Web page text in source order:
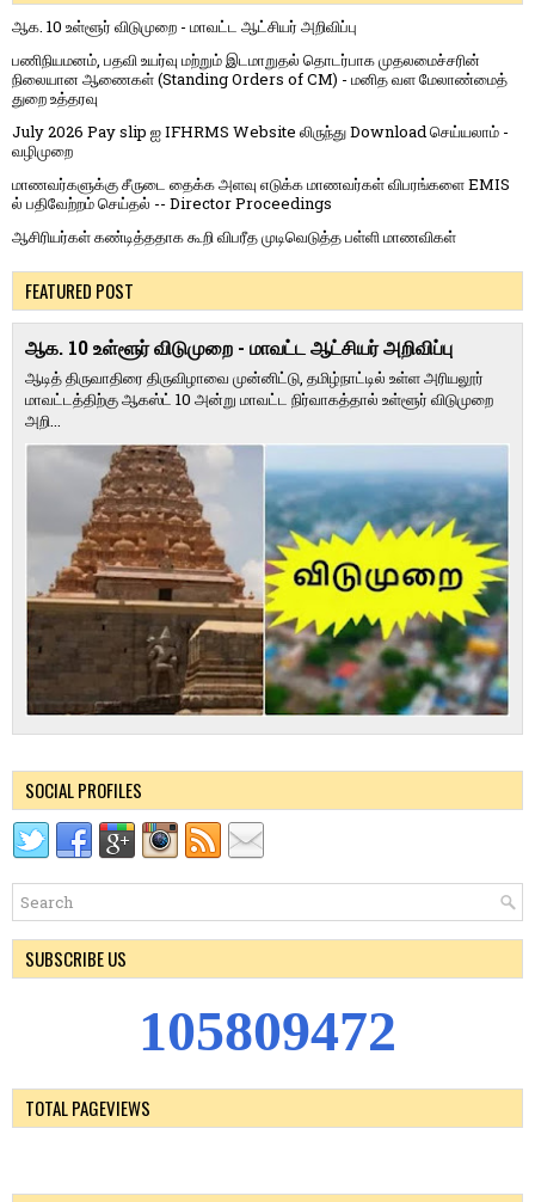
ஆக. 10 உள்ளூர் விடுமுறை - மாவட்ட ஆட்சியர் அறிவிப்பு
பணிநியமனம், பதவி உயர்வு மற்றும் இடமாறுதல் தொடர்பாக முதலமைச்சரின்
நிலையான ஆணைகள் (Standing Orders of CM) - மனித வள மேலாண்மைத்
துறை உத்தரவு
July 2026 Pay slip ஐ IFHRMS Website லிருந்து Download செய்யலாம் -
வழிமுறை
மாணவர்களுக்கு சீருடை தைக்க அளவு எடுக்க மாணவர்கள் விபரங்களை EMIS
ல் பதிவேற்றம் செய்தல் -- Director Proceedings
ஆசிரியர்கள் கண்டித்ததாக கூறி விபரீத முடிவெடுத்த பள்ளி மாணவிகள்
FEATURED POST
ஆக. 10 உள்ளூர் விடுமுறை - மாவட்ட ஆட்சியர் அறிவிப்பு
ஆடித் திருவாதிரை திருவிழாவை முன்னிட்டு, தமிழ்நாட்டில் உள்ள அரியலூர்
மாவட்டத்திற்கு ஆகஸ்ட் 10 அன்று மாவட்ட நிர்வாகத்தால் உள்ளூர் விடுமுறை
அறி...
SOCIAL PROFILES
SUBSCRIBE US
105809472
TOTAL PAGEVIEWS